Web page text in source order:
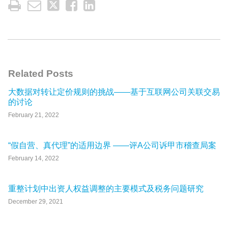
Related Posts
大数据对转让定价规则的挑战——基于互联网公司关联交易
的讨论
February 21, 2022
“假自营、真代理”的适用边界 ——评A公司诉甲市稽查局案
February 14, 2022
重整计划中出资人权益调整的主要模式及税务问题研究
December 29, 2021